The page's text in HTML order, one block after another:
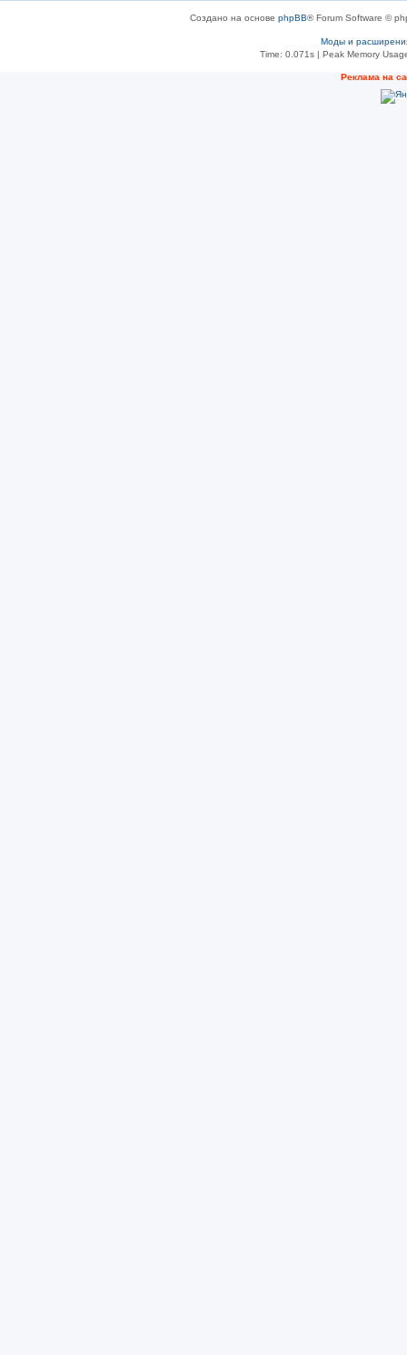
Создано на основе phpBB® Forum Software ©
Моды и
Time: 0.071s| Peak Memory
Рeклама на